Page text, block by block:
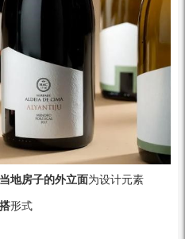
地房子的外立面为设计元素
形式